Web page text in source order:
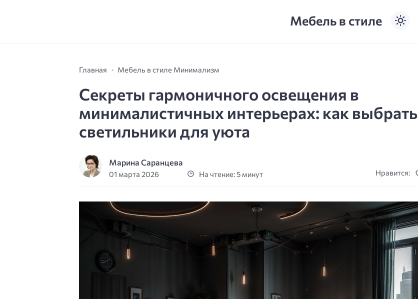
Мебель в стиле
Главная Мебель в стиле Минимализм
Секреты гармоничного освещения в
минималистичных интерьерах: как выбрать
светильники для уюта
Марина Саранцева
01 марта 2026 На чтение: 5 минут Нравится: